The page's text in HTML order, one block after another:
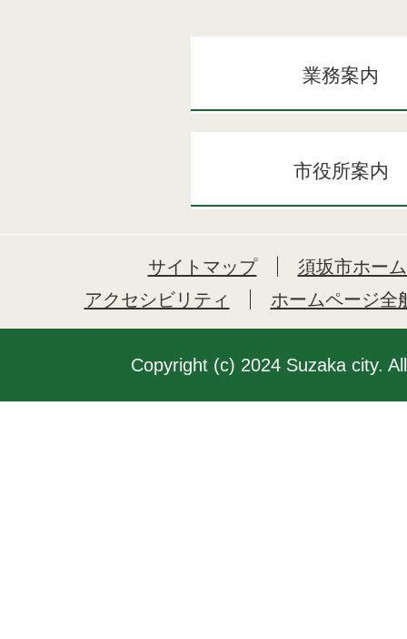
業務案内
市役所案内
サイトマップ
須坂市ホー
アクセシビリティ
ホームページ全
Copyright (c) 2024 Suzaka city.